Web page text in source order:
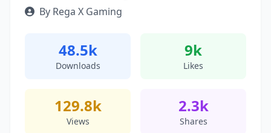
By Rega X Gaming
48.5k
Downloads
9k
Likes
129.8k
Views
2.3k
Shares